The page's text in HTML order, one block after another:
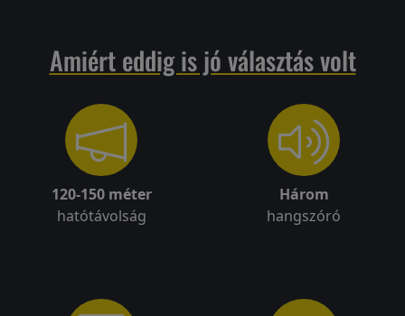
Visszaküldési
Kapcsolatfelvétel
Amiért eddig is jó választás volt
120-150 méter
hatótávolság
Három
hangszóró